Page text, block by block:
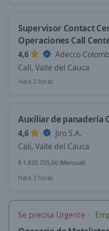
Supervisor Contact
Operaciones Call
4,6
Adecco
Cali, Valle del Cauca
Hace 2 horas
Auxiliar de panadería
4,6
Jiro S.A.
Cali, Valle del Cauca
$ 1.830.705,00 (Mensual)
Hace 2 horas
Se precisa Urgente